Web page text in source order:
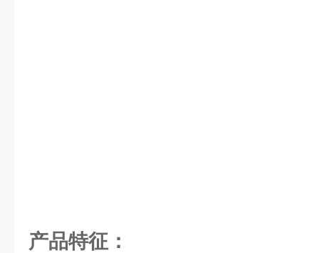
产品特征：